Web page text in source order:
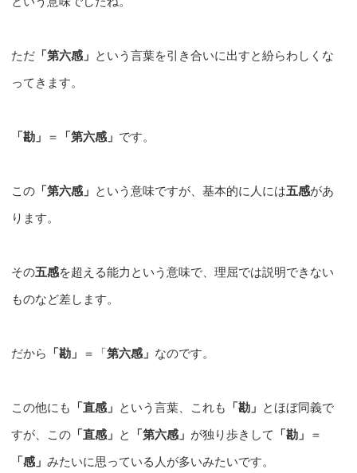
ただ 「第六感」 という言葉を引き合いに出すと紛らわしくな
ってきます。
「勘」 ＝ 「第六感」 です。
この 「第六感」 という意味ですが、基本的に人には五感があ
ります。
その五感を超える能力という意味で、理屈では説明できない
ものなど差します。
だから 「勘」 ＝「第六感」 なのです。
この他にも 「直感」 という言葉、これも 「勘」 とほぼ同義で
すが、この 「直感」 と 「第六感」 が独り歩きして 「勘」
＝
「感」みたいに思っている人が多いみたいです。